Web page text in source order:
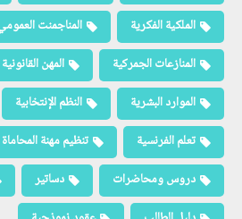
الملكية الفكرية
المناجمنت
المنازعات الجمركية
المهن
الموارد البشرية
النظم الإنتخابية
تعلم الفرنسية
تنظيم مهنة المحاماة
دروس ومحاضرات
دساتير